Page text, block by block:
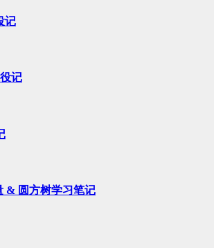
记
记
& 圆方树学习笔记